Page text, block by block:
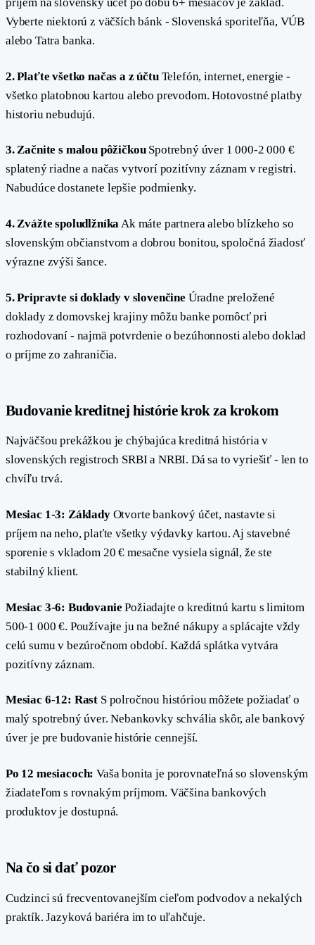
Vyberte niektorú z väčších bánk - Slovenská sporiteľňa, VÚB
alebo Tatra banka.
2. Plaťte všetko načas a z účtuTelefón, internet, energie -
všetko platobnou kartou alebo prevodom. Hotovostné platby
historiu nebudujú.
3. Začnite s malou pôžičkouSpotrebný úver 1 000-2 000 €
splatený riadne a načas vytvorí pozitívny záznam v registri.
Nabudúce dostanete lepšie podmienky.
4. Zvážte spoludlžníkaAk máte partnera alebo blízkeho so
slovenským občianstvom a dobrou bonitou, spoločná žiadosť
výrazne zvýši šance.
5. Pripravte si doklady v slovenčine Úradne preložené
doklady z domovskej krajiny môžu banke pomôcť pri
rozhodovaní - najmä potvrdenie o bezúhonnosti alebo doklad
o príjme zo zahraničia.
Budovanie kreditnej histórie krok za krokom
Najväčšou prekážkou je chýbajúca kreditná história v
slovenských registroch SRBI a NRBI. Dá sa to vyriešiť - len to
chvíľu trvá.
Mesiac 1-3: ZákladyOtvorte bankový účet, nastavte si
príjem na neho, plaťte všetky výdavky kartou. Aj stavebné
sporenie s vkladom 20 € mesačne vysiela signál, že ste
stabilný klient.
Mesiac 3-6: Budovanie Požiadajte o kreditnú kartu s limitom
500-1 000 €. Používajte ju na bežné nákupy a splácajte vždy
celú sumu v bezúročnom období. Každá splátka vytvára
pozitívny záznam.
Mesiac 6-12: Rast S polročnou históriou môžete požiadať o
malý spotrebný úver. Nebankovky schvália skôr, ale bankový
úver je pre budovanie histórie cennejší.
Po 12 mesiacoch: Vaša bonita je porovnateľná so slovenským
žiadateľom s rovnakým príjmom. Väčšina bankových
produktov je dostupná.
Na čo si dať pozor
Cudzinci sú frecventovanejším cieľom podvodov a nekalých
praktík. Jazyková bariéra im to uľahčuje.